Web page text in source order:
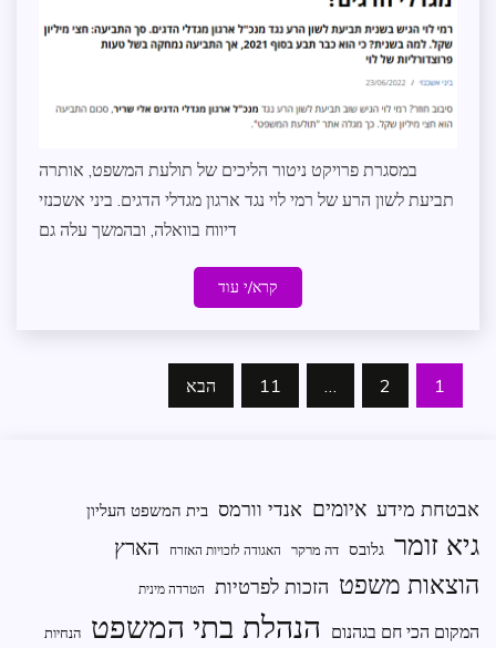
במסגרת פרויקט ניטור הליכים של תולעת המשפט, אותרה
תביעת לשון הרע של רמי לוי נגד ארגון מגדלי הדגים. ביני אשכנזי
דיווח בוואלה, ובהמשך עלה גם
קרא/י עוד
Posts
1
2
…
11 הבא
אבטחת מידע איומים אנדי וורמס בית המשפט העליון
גיא זומר גלובס דה מרקר האגודה לזכויות האזרח הארץ
הוצאות משפט הזכות לפרטיות הטרדה מינית
המקום הכי חם בגהנום הנהלת בתי המשפט הנחיות